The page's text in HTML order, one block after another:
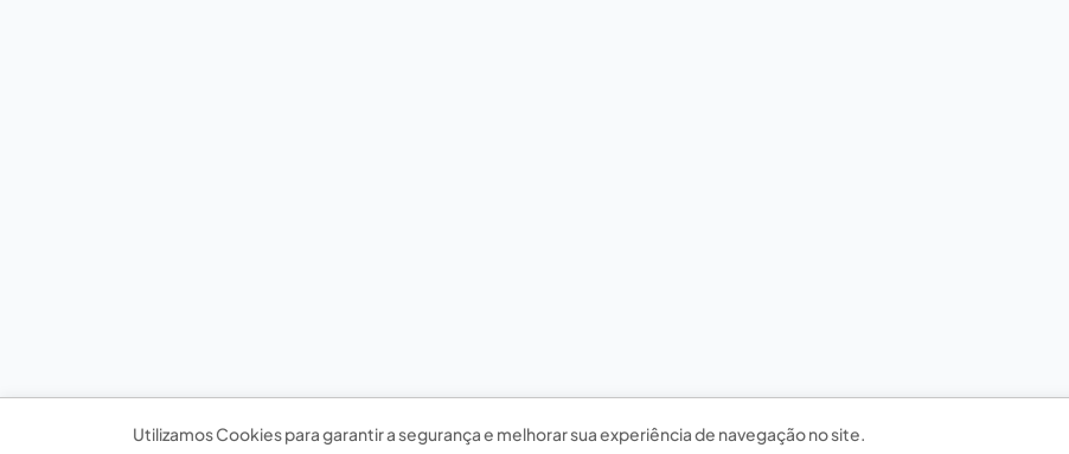
Utilizamos Cookies para garantir a segurança e melhorar sua experiência de navegação no site.